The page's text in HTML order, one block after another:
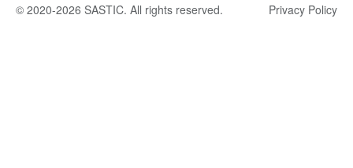
© 2020-2026 SASTIC. All rights reserved. Privacy Policy